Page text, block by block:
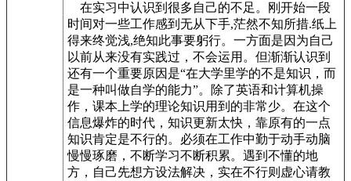
在实习中认识到很多自己的不足。刚开始一段
时间对一些工作感到无从下手,茫然不知所措.纸上
得来终觉浅,绝知此事要躬行。一方面是因为自己
以前从来没有实践过，不会运用。但渐渐认识到
还有一个重要原因是“在大学里学的不是知识，而
是一种叫做自学的能力”。除了英语和计算机操
作，课本上学的理论知识用到的非常少。在这个
信息爆炸的时代，知识更新太快，靠原有的一点
知识肯定是不行的。必须在工作中勤于动手动脑
慢慢琢磨，不断学习不断积累。遇到不懂的地
方，自己先想方设法解决，实在不行则虚心请教